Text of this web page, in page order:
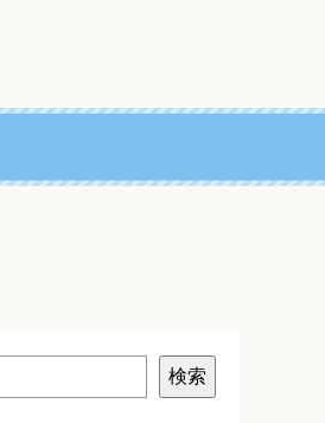
検索